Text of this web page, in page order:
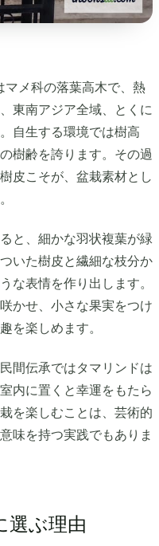
マメ科の落葉高木で、熱
東南アジア全域、とくに
自生する環境では樹高
樹齢を誇ります。その過
皮こそが、盆栽素材とし
と、細かな羽状複葉が緑
いた樹皮と繊細な枝分か
な表情を作り出します。
かせ、小さな果実をつけ
を楽しめます。
間伝承ではタマリンドは
内に置くと幸運をもたら
を楽しむことは、芸術的
味を持つ実践でもありま
選ぶ理由